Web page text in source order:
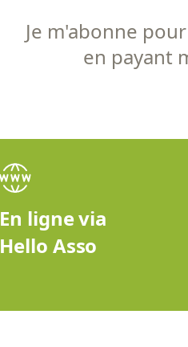
Je m'abonne
en payant
En ligne via
Hello Asso